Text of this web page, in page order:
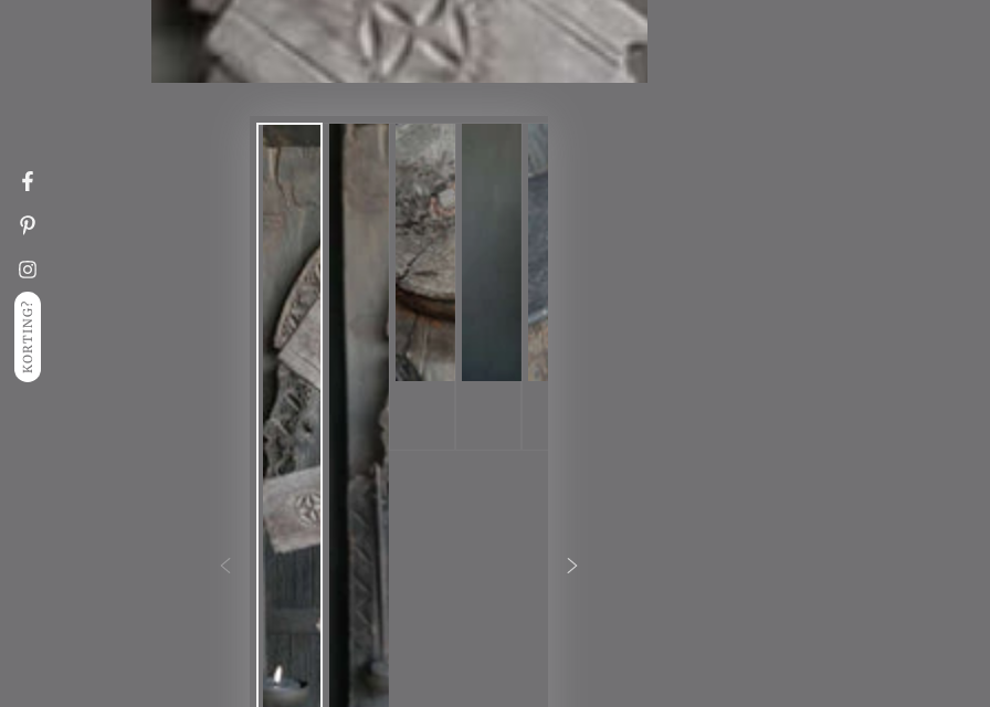
Facebook
Pinterest
Instagram
KORTING?